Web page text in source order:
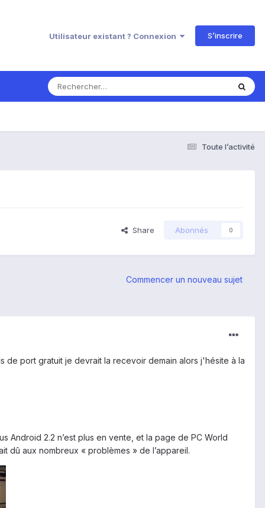
Utilisateur existant ? Connexion S’inscrire
Toute l’activité
Share Abonnés 0
Commencer un nouveau sujet
de port gratuit je devrait la recevoir demain alors j'hésite à la
Android 2.2 n’est plus en vente, et la page de PC World
dû aux nombreux « problèmes » de l’appareil.